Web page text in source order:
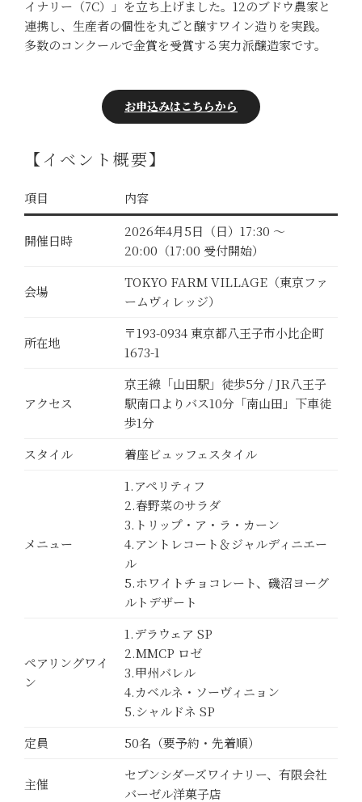
イナリー（7C）」を立ち上げました。12のブドウ農家と
連携し、生産者の個性を丸ごと醸すワイン造りを実践。
多数のコンクールで金賞を受賞する実力派醸造家です。
お申込みはこちらから
【イベント概要】
項目 内容
開催日時
2026年4月5日（日）17:30 ～
20:00（17:00 受付開始）
会場
TOKYO FARM VILLAGE（東京ファ
ームヴィレッジ）
所在地
〒193-0934 東京都八王子市小比企町
1673-1
アクセス
京王線「山田駅」徒歩5分 / JR八王子
駅南口よりバス10分「南山田」下車徒
歩1分
スタイル
着座ビュッフェスタイル
メニュー
1.アペリティフ
2.春野菜のサラダ
3.トリップ・ア・ラ・カーン
4.アントレコート＆ジャルディニエー
ル
5.ホワイトチョコレート、磯沼ヨーグ
ルトデザート
ペアリングワイ
ン
1.デラウェア SP
2.MMCP ロゼ
3.甲州バレル
4.カベルネ・ソーヴィニョン
5.シャルドネ SP
定員
50名（要予約・先着順）
主催
セブンシダーズワイナリー、有限会社
バーゼル洋菓子店